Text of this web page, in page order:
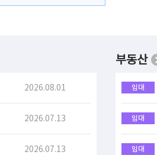
2026.08.01
2026.07.13
2026.07.13
부동산
임대
임대
임대